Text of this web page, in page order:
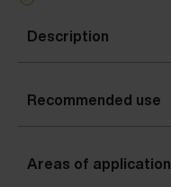
Description
Recommended use
Areas of application